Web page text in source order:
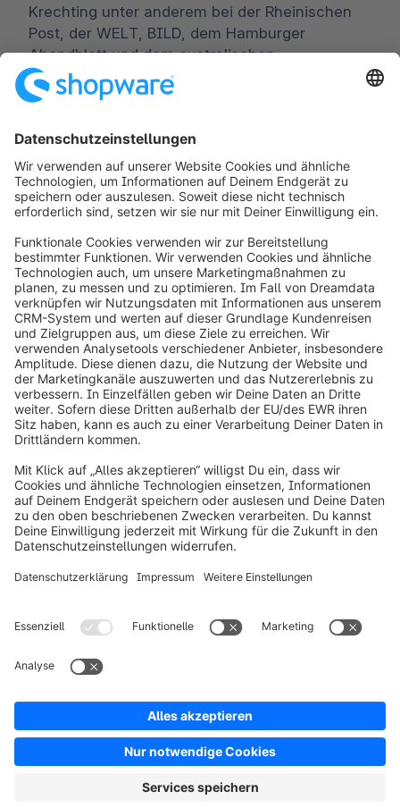
Krechting unter anderem bei der Rheinischen
Post, der WELT, BILD, dem Hamburger
Abendblatt und dem australischen
Wirtschaftsportal theaustralian.com.
Worldwide:00 800 746 7626 0
Fax:+49 (0) 2555 92885-99
Für Presseverteiler anmelden:
public.relations@shopware.com
info@shopware.com
Produkt
Lösungen
Partner
Entwickler
Ressourcen
Copyright © shopware AG - Alle Rechte vorbehalten